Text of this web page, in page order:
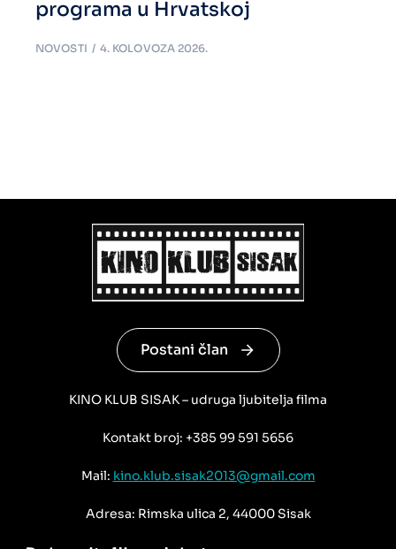
programa u Hrvatskoj
NOVOSTI 4. KOLOVOZA 2026.
Postani član
KINO KLUB SISAK – udruga ljubitelja filma
Kontakt broj: +385 99 591 5656
Mail: kino.klub.sisak2013@gmail.com
Adresa: Rimska ulica 2, 44000 Sisak